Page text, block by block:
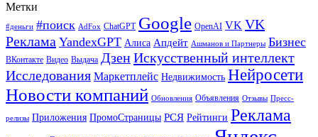
Метки
#деньги #поиск AdFox ChatGPT Google OpenAI VK VK
Реклама YandexGPT Алиса Апдейт Ашманов и Партнеры Бизнес
ВКонтакте Видео Выдача ДзенИскусственный интеллект
Исследования Маркетплейс Недвижимость Нейросети
Новости компаний Обновления Объявления Отзывы Пресс-
релизы Приложения ПромоСтраницы РСЯ Рейтинги Реклама